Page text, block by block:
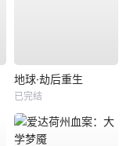
地球·劫后重生
已完结